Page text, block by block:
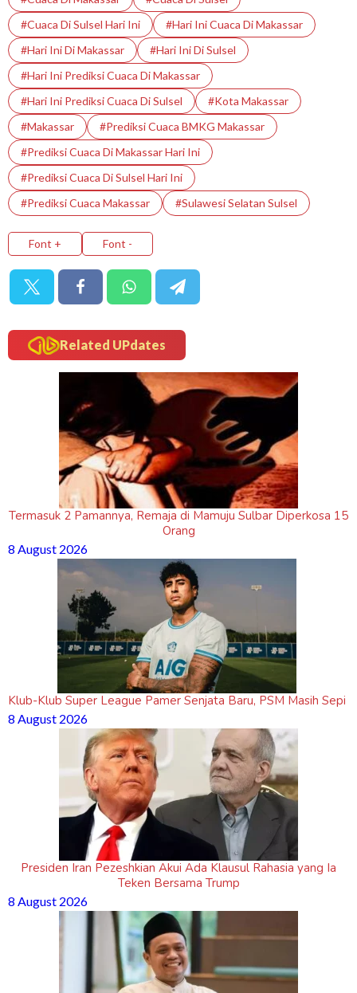
#Cuaca Di Sulsel Hari Ini
#Hari Ini Cuaca Di Makassar
#Hari Ini Di Makassar
#Hari Ini Di Sulsel
#Hari Ini Prediksi Cuaca Di Makassar
#Hari Ini Prediksi Cuaca Di Sulsel
#Kota Makassar
#makassar
#Prediksi Cuaca BMKG Makassar
#Prediksi Cuaca Di Makassar Hari Ini
#Prediksi Cuaca Di Sulsel Hari Ini
#Prediksi Cuaca Makassar
#Sulawesi Selatan Sulsel
Font + Font -
Related UPdates
Termasuk 2 Pamannya, Remaja di Mamuju Sulbar Diperkosa 15
Orang
8 August 2026
Klub-Klub Super League Pamer Senjata Baru, PSM Masih Sepi
8 August 2026
Presiden Iran Pezeshkian Akui Ada Klausul Rahasia yang Ia
Teken Bersama Trump
8 August 2026